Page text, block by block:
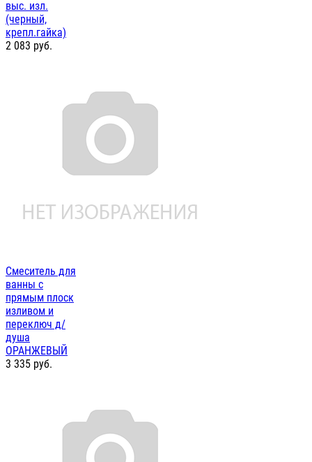
выс. изл.
(черный,
крепл.гайка)
2 083 руб.
Смеситель для
ванны с
прямым плоск
изливом и
переключ д/
душа
ОРАНЖЕВЫЙ
3 335 руб.